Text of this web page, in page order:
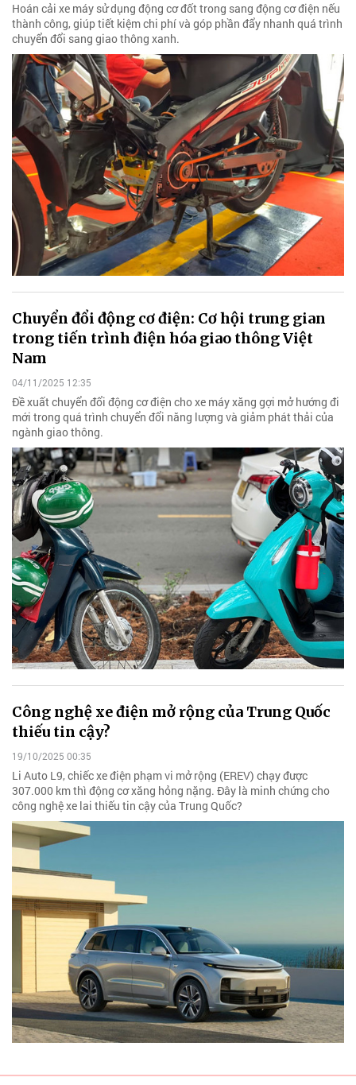
Hoán cải xe máy sử dụng động cơ đốt trong sang động cơ điện nếu
thành công, giúp tiết kiệm chi phí và góp phần đẩy nhanh quá trình
chuyển đổi sang giao thông xanh.
Chuyển đổi động cơ điện: Cơ hội trung gian
trong tiến trình điện hóa giao thông Việt
Nam
04/11/2025 12:35
Đề xuất chuyển đổi động cơ điện cho xe máy xăng gợi mở hướng đi
mới trong quá trình chuyển đổi năng lượng và giảm phát thải của
ngành giao thông.
Công nghệ xe điện mở rộng của Trung Quốc
thiếu tin cậy?
19/10/2025 00:35
Li Auto L9, chiếc xe điện phạm vi mở rộng (EREV) chạy được
307.000 km thì động cơ xăng hỏng nặng. Đây là minh chứng cho
công nghệ xe lai thiếu tin cậy của Trung Quốc?